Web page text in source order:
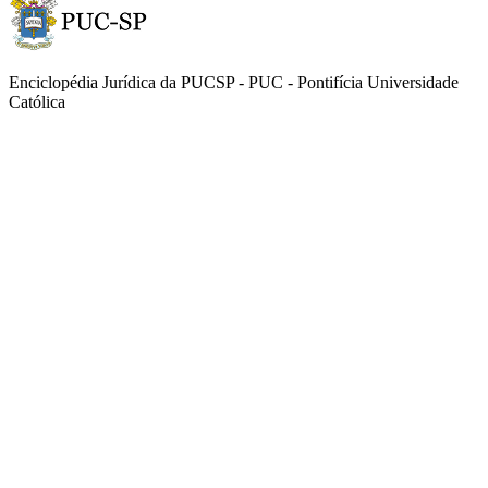
Enciclopédia Jurídica da PUCSP - PUC - Pontifícia Universidade
Católica